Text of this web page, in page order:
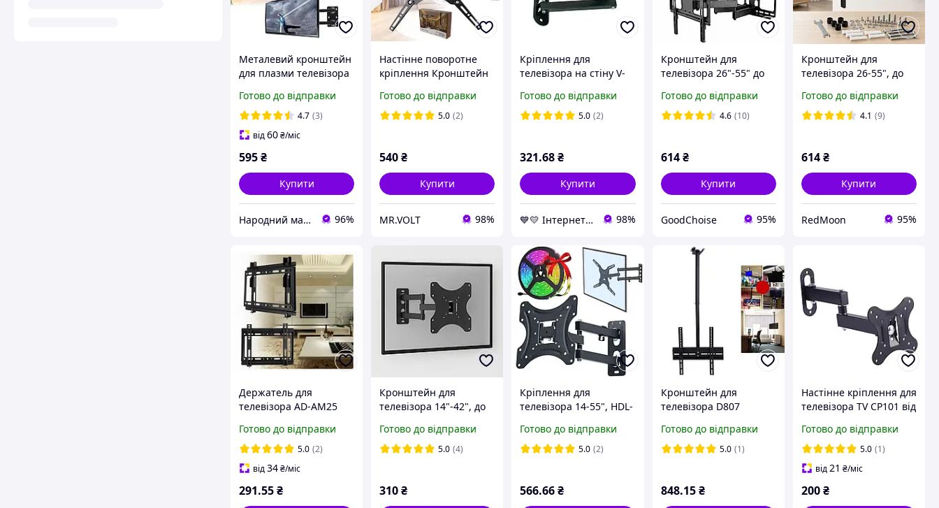
Металевий кронштейн
для плазми телевізора
117-B-2, Консольне
кріплення тримач з
регулюванням кута для
тв
Готово до відправки
4.7 (3)
від60₴/міс
595₴
Купити
Народний магазин 96%
Настінне поворотне
кріплення Кронштейн
телевізора від 14 до 55
дюймів до 35 кг. HDL-
Готово до відправки
5.0 (2)
540₴
Купити
MR.VOLT 98%
Кріплення для
телевізора на стіну V-
кронштейн для
монітора | настенное
Готово до відправки
5.0 (2)
321.68₴
Купити
💙💛 Інтернет-магазин Non-Stop 🎁% 🚚 ⤵ 98%
Кронштейн для
телевізора 26"-55" до
Поворотне кріплення
на стіну для ТВ
Готово до відправки
4.6 (10)
614 ₴
Купити
GoodChoise 95%
Кронштейн для
телевізора 26-55", до
для телевізора з
поворотом, нахилом та
Готово до відправки
4.1 (9)
614₴
Купити
RedMoon 95%
Держатель для
телевізора AD-AM25
ТВ до 42 дюймів з
рівнем і регулюванням
кута нахилу
Готово до відправки
5.0 (2)
від34₴/міс
291.55₴
Кронштейн для
телевізора 14"-42", до
Поворотний
кронштейн для ТВ /
Готово до відправки
5.0 (4)
310₴
Кріплення для
телевізора 14-55", HDL-
стрічка CB-5050,
Чорний / Настінний
Готово до відправки
5.0 (2)
566.66₴
Кронштейн для
телевізора D807
монітора | кронштейн
для телевизора
Готово до відправки
5.0 (1)
848.15 ₴
Настінне кріплення для
телевізора TV CP101 від
Готово до відправки
5.0 (1)
від21 ₴/міс
200₴